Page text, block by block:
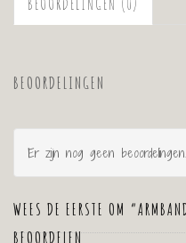
BEOORDELINGEN
Er zijn nog geen beoordelingen.
WEES DE EERSTE OM
BEOORDELEN